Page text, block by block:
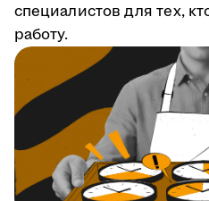
специалистов для тех,
работу.